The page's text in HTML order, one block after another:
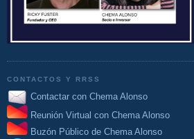
CONTACTOS Y RRSS
Contactar con Chema Alonso
Reunión Virtual con Chema Alonso
Buzón Público de Chema Alonso